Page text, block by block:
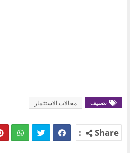
تصنيف مجالات الاستثمار